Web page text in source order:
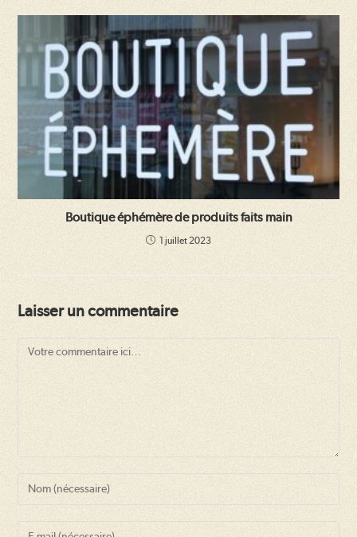
Boutique éphémère de produits faits main
1 juillet 2023
Laisser un commentaire
Comment
Enter
your
name
Enter